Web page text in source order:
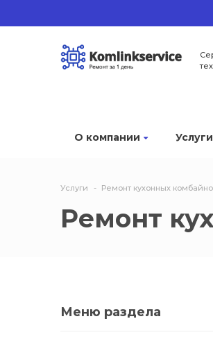
О компании Услуги
Услуги Ремонт кухонных
Ремонт
Меню раздела